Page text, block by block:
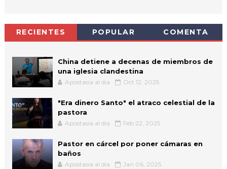
RECIENTES POPULAR COMENTA
China detiene a decenas de miembros de
una iglesia clandestina
Apostasia al dia Oct 12, 2025
"Era dinero Santo" el atraco celestial de la
pastora
Apostasia al dia Feb 22, 2025
Pastor en cárcel por poner cámaras en
baños
Apostasia al dia Jan 06, 2025